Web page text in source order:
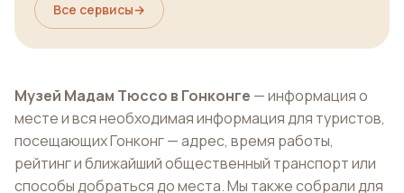
Все сервисы→
Музей Мадам Тюссо в Гонконге — информация о
месте и вся необходимая информация для туристов,
посещающих Гонконг — адрес, время работы,
рейтинг и ближайший общественный транспорт или
способы добраться до места. Мы также собрали для